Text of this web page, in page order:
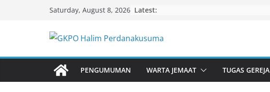
Saturday, August 8, 2026 Latest:
PENGUMUMAN WARTA JEMAAT TUGAS GEREJA